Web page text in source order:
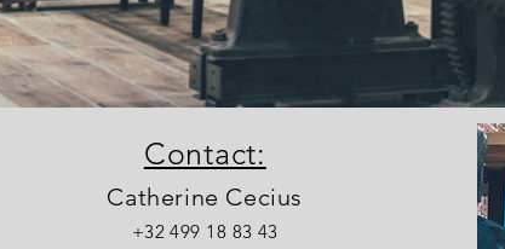
Contact:
Catherine Cecius
+32 499 18 83 43